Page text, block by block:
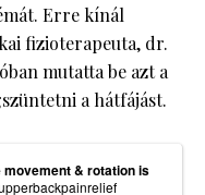
Erre kínál
fizioterapeuta, dr.
mutatta be azt a
a hátfájást.
movement & rotation is